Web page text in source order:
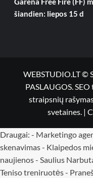
šiandien: liepos 15 d
WEBSTUDIO.LT ©
PASLAUGOS.
straipsnių
svetaines. |
Draugai: - Marketingo
skenavimas- Klaipedos
naujienos- Saulius
Teniso treniruotės-